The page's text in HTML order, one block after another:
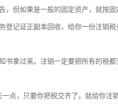
，但如果是一般的固定资产，就按
登记证正副本回收，给你一份注销税
书拿过来。注销一定要把所有的税
点，只要你把税交齐了。就给你注